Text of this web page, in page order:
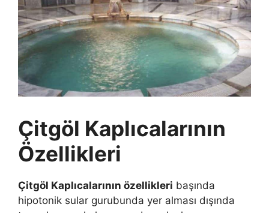
Çitgöl Kaplıcalarının
Özellikleri
Çitgöl Kaplıcalarının özellikleri başında
hipotonik sular gurubunda yer alması dışında